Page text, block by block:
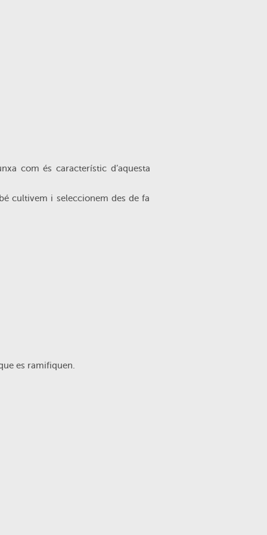
com és característic d’aquesta
cultivem i seleccionem des de fa
es ramifiquen.